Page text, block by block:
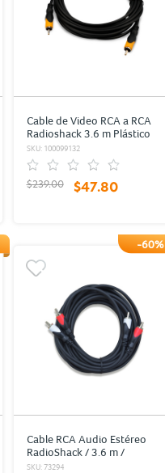
Cable de Video RCA a RCA
Radioshack 3.6 m Plástico
SKU: 100099132
$239.00 $47.80
-60%
Cable RCA Audio Estéreo
RadioShack / 3.6 m /
Plástico / Negro
SKU: 73294